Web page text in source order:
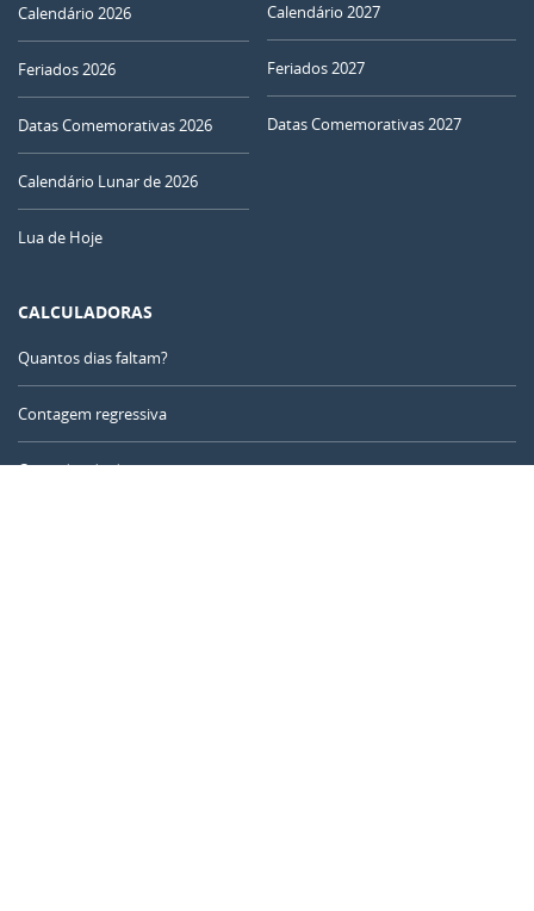
Calendário 2026
Feriados 2026
Datas Comemorativas 2026
Calendário Lunar de 2026
Lua de Hoje
Calendário 2027
Feriados 2027
Datas Comemorativas 2027
CALCULADORAS
Quantos dias faltam?
Contagem regressiva
Contador de dias